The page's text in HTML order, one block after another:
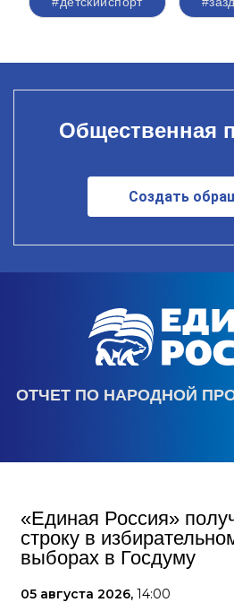
Общественная
Создать
ОТЧЕТ ПО НАРОДНОЙ
«Единая Россия»
строку в
выборах в Госдуму
05 августа 2026, 14:00